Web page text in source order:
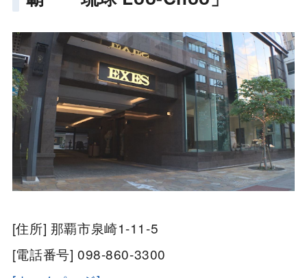
[住所] 那覇市泉崎1-11-5
[電話番号] 098-860-3300